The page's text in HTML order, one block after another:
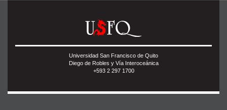
Universidad San Francisco de Quito
Diego de Robles y Vía Interoceánica
+593 2 297 1700